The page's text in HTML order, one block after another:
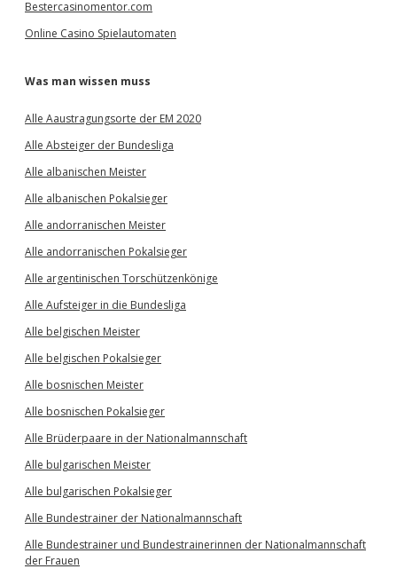
Bestercasinomentor.com
Online Casino Spielautomaten
Was man wissen muss
Alle Aaustragungsorte der EM 2020
Alle Absteiger der Bundesliga
Alle albanischen Meister
Alle albanischen Pokalsieger
Alle andorranischen Meister
Alle andorranischen Pokalsieger
Alle argentinischen Torschützenkönige
Alle Aufsteiger in die Bundesliga
Alle belgischen Meister
Alle belgischen Pokalsieger
Alle bosnischen Meister
Alle bosnischen Pokalsieger
Alle Brüderpaare in der Nationalmannschaft
Alle bulgarischen Meister
Alle bulgarischen Pokalsieger
Alle Bundestrainer der Nationalmannschaft
Alle Bundestrainer und Bundestrainerinnen der Nationalmannschaft
der Frauen